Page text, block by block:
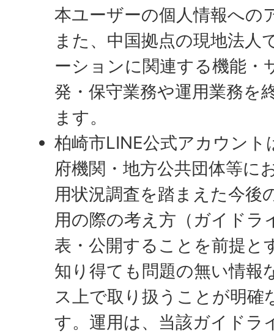
本ユーザーの個人情報への
また、中国拠点の現地法人
ーションに関連する機能・
発・保守業務や運用業務を
ます。
柏崎市LINE公式アカウン
府機関・地方公共団体等に
用状況調査を踏まえた今後
用の際の考え方（ガイドラ
表・公開することを前提と
知り得ても問題の無い情報
ス上で取り扱うことが明確
す。運用は、当該ガイドラ